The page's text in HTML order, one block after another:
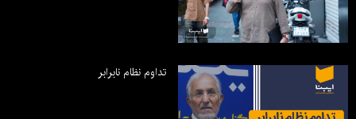
تداوم نظام نابرابر